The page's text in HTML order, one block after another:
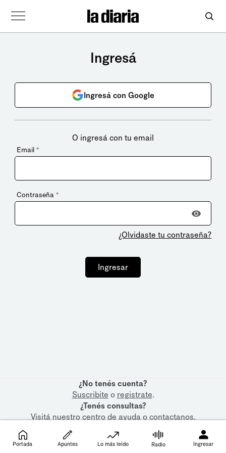
Ingresá
Ingresá con Google
O ingresá con tu email
Email *
Contraseña *
¿Olvidaste tu contraseña?
Ingresar
¿No tenés cuenta?
Suscribite o registrate.
¿Tenés consultas?
Visitá nuestrocentro de ayudaocontactanos.
Portada Apuntes Lo más leído Radio Ingresar